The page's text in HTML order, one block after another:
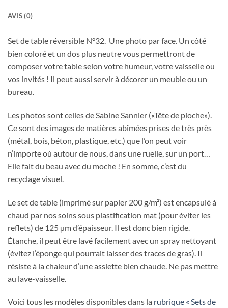
AVIS (0)
Set de table réversible N°32. Une photo par face. Un côté
bien coloré et un dos plus neutre vous permettront de
composer votre table selon votre humeur, votre vaisselle ou
vos invités ! Il peut aussi servir à décorer un meuble ou un
bureau.
Les photos sont celles de Sabine Sannier («Tête de pioche»).
Ce sont des images de matières abîmées prises de très près
(métal, bois, béton, plastique, etc.) que l’on peut voir
n’importe où autour de nous, dans une ruelle, sur un port…
Elle fait du beau avec du moche ! En somme, c’est du
recyclage visuel.
Le set de table (imprimé sur papier 200 g/m²) est encapsulé à
chaud par nos soins sous plastification mat (pour éviter les
reflets) de 125 µm d’épaisseur. Il est donc bien rigide.
Étanche, il peut être lavé facilement avec un spray nettoyant
(évitez l’éponge qui pourrait laisser des traces de gras). Il
résiste à la chaleur d’une assiette bien chaude. Ne pas mettre
au lave-vaisselle.
Voici tous les modèles disponibles dans la rubrique « Sets de